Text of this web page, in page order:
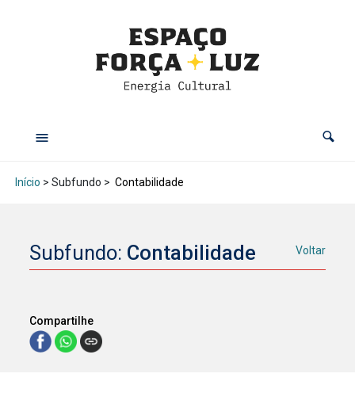
Início > Subfundo > Contabilidade
Subfundo: Contabilidade Voltar
Compartilhe